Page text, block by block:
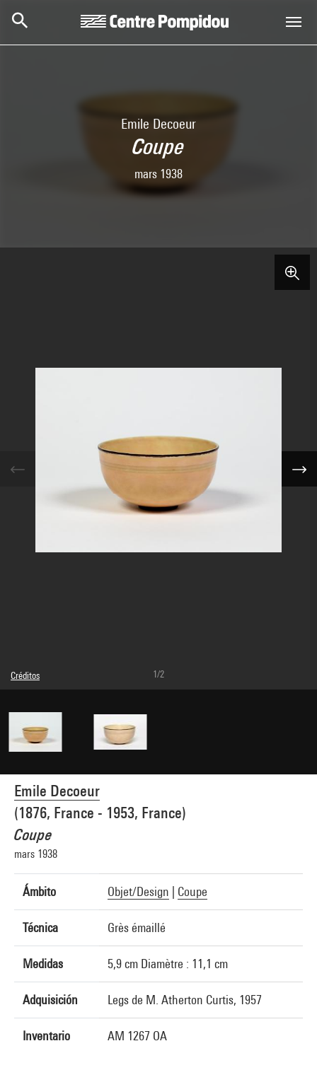
Emile Decoeur
Coupe
mars 1938
Emile Decoeur
(1876, France - 1953, France)
Coupe
mars 1938
Ámbito Objet/Design Coupe
Técnica Grès émaillé
Medidas 5,9 cm Diamètre : 11,1 cm
Adquisición Legs de M. Atherton Curtis, 1957
Inventario AM 1267 OA
Créditos
© droits réservés
Referencia de la imagen : 4N47800
Difusión de la imagen :
GrandPalaisRmnPhoto
1/2